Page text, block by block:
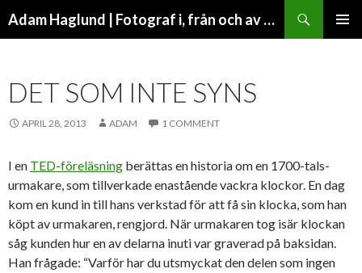
Adam Haglund | Fotograf i, från och av Malmö
DET SOM INTE SYNS
APRIL 28, 2013 ADAM 1 COMMENT
I en TED-föreläsning berättas en historia om en 1700-tals-
urmakare, som tillverkade enastående vackra klockor. En dag
kom en kund in till hans verkstad för att få sin klocka, som han
köpt av urmakaren, rengjord. När urmakaren tog isär klockan
såg kunden hur en av delarna inuti var graverad på baksidan.
Han frågade: “Varför har du utsmyckat den delen som ingen